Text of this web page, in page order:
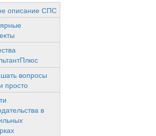
описание СПС
вопросы
просто
в